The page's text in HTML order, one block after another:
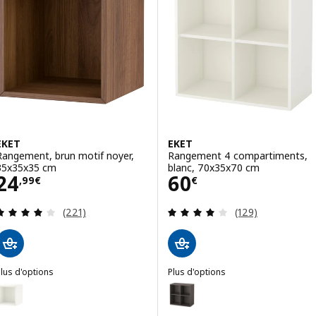
brun motif noyer,
cm
,99€
24,99€
Révision: 4.1 hors de 5 étoiles. Nombre total de
(221)
d'options
: EKET, Rangement, blanc, 35x35x35 cm
EKET
Rangement 4 compartiments,
blanc, 70x35x70 cm
60€
Prix 60€
Révision: 3.9
(129)
Plus d'options
EKET
Option : EKET, Rangement 4